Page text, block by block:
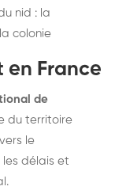
nid : la
colonie
en France
de
du territoire
le
les délais et